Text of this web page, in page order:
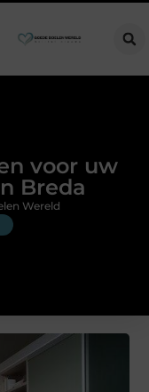
voor uw
Breda
Wereld